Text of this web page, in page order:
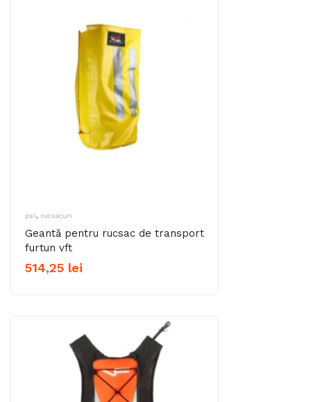
psi, rucsacuri
Geantă pentru rucsac de transport
furtun vft
514,25 lei